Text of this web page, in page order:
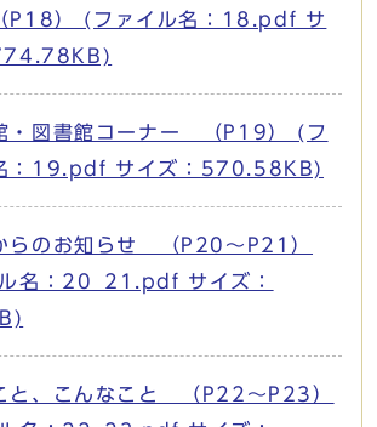
） (ファイル名：18.pdf サ
・図書館コーナー （P19） (フ
：19.pdf サイズ：570.58KB)
らのお知らせ （P20～P21）
名：20_21.pdf サイズ：
と、こんなこと （P22～P23）